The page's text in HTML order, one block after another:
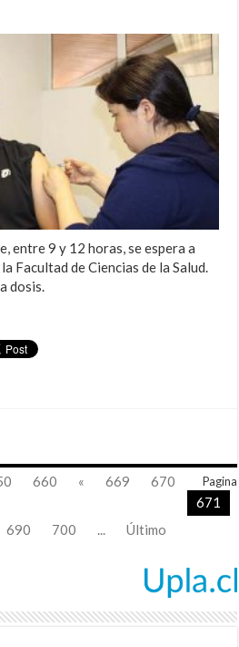
entre 9 y 12 horas, se espera a
Facultad de Ciencias de la Salud.
dosis.
Pagina
660 « 669
670
671
690 700 ... Último